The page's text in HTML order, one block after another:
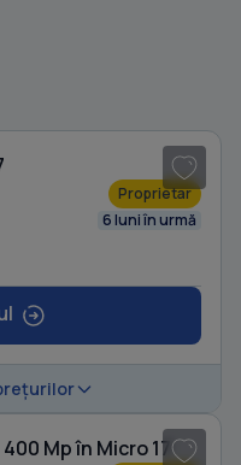
Proprietar
6 luni în urmă
Mp în Micro 17